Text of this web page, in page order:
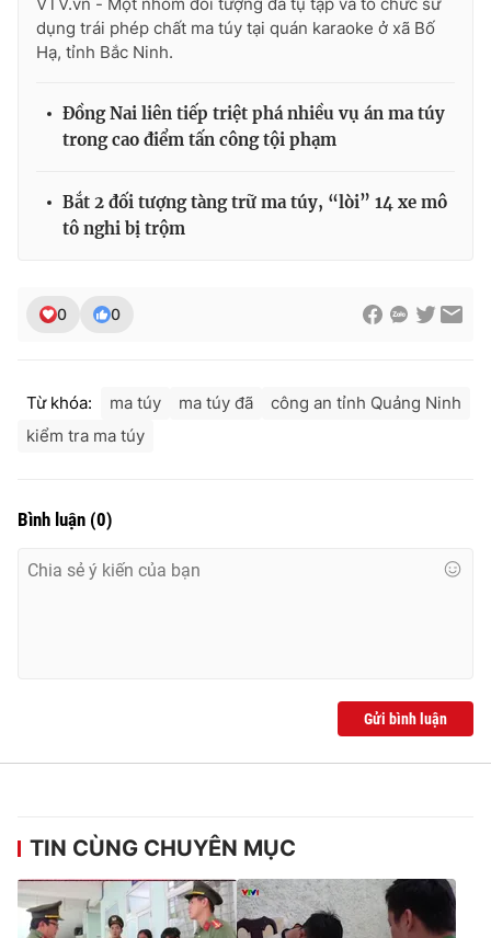
Ðiện thoại Thời báo VTV:024.66 897 897
Email:
toasoan@vtv.vn
thuận bằng văn bản. Ghi rõ nguồn VTV.vn khi phát hành lại
thông tin từ website này.
dụng trái phép chất ma túy tại quán karaoke ở xã Bố
Hạ, tỉnh Bắc Ninh.
Đồng Nai liên tiếp triệt phá nhiều vụ án ma túy
trong cao điểm tấn công tội phạm
Bắt 2 đối tượng tàng trữ ma túy, “lòi” 14 xe mô
tô nghi bị trộm
0 0
Từ khóa: ma túy ma túy đã
công an tỉnh Quảng Ninh
kiểm tra ma túy
Bình luận (0)
Gửi bình luận
TIN CÙNG CHUYÊN MỤC